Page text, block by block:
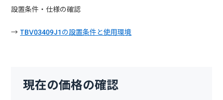
設置条件・仕様の確認
→ TBV03409J1の設置条件と使用環境
現在の価格の確認